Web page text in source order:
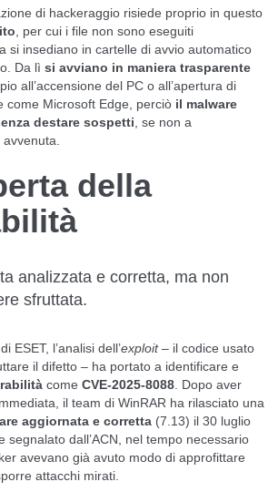
di hackeraggio risiede proprio in questo
, per cui i file non sono eseguiti
si insediano in cartelle di avvio automatico
Da lì si avviano in maniera trasparente
all’accensione del PC o all’apertura di
come Microsoft Edge, perciò il malware
destare sospetti , se non a
della
analizzata e corretta, ma non
sfruttata.
ESET, l’analisi dell’exploit– il codice usato
il difetto – ha portato a identificare e
come CVE-2025-8088 . Dopo aver
il team di WinRAR ha rilasciato una
aggiornata e corretta (7.13) il 30 luglio
segnalato dall’ACN , nel tempo necessario
avevano già avuto modo di approfittare
attacchi mirati.